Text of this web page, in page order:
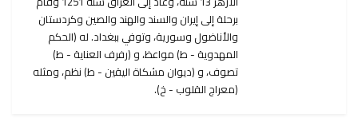
برحلة إلى إيران والسند والهند والصين وكردستان
والأناضول وسورية، وتوفي ببغداد. له (الحكم
المهدوية - ط) مواعظ، و (رفرف العناية - ط)
تصوف، و (ديوان مشكاة اليقين - ط) نظم، ومثله
(معراج القلوب - خ).